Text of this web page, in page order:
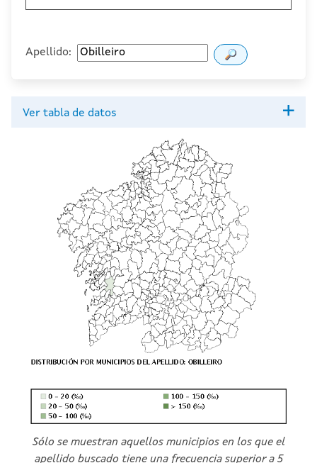
Apellido:
Ver tabla de datos
Sólo se muestran aquellos municipios en los que el
apellido buscado tiene una frecuencia superior a 5